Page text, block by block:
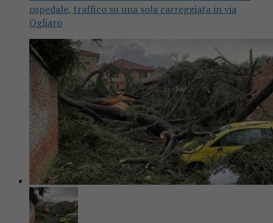
ospedale, traffico su una sola carreggiata in via
Ogliaro